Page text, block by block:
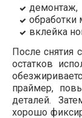
демонтаж,
обработки
вклейка
После снятия
остатков
праймер,
деталей.
хорошо